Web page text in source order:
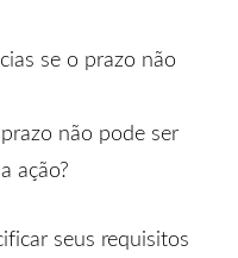
se o prazo não
não pode ser
ação?
seus requisitos